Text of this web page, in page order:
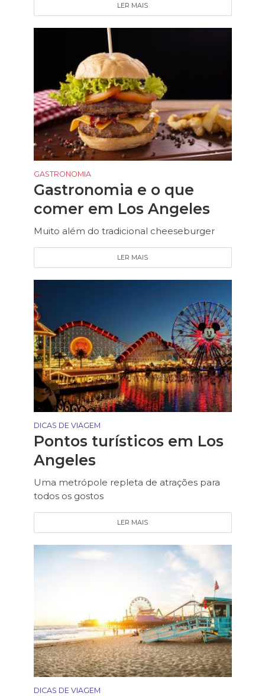
LER MAIS
GASTRONOMIA
Gastronomia e o que
comer em Los Angeles
Muito além do tradicional cheeseburger
LER MAIS
DICAS DE VIAGEM
Pontos turísticos em Los
Angeles
Uma metrópole repleta de atrações para
todos os gostos
LER MAIS
DICAS DE VIAGEM